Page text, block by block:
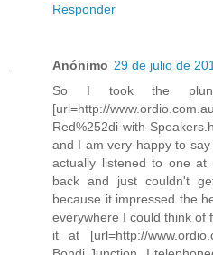
Responder
Anónimo 29 de julio de
So I took the
[url=http://
Red%252di-with-
and I am very happy to
actually listened to one
back and just couldn't
because it impressed the
everywhere I could think of
it at [url=http://